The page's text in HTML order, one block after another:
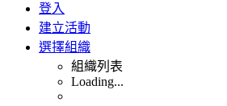
登入
建立活動
選擇組織
組織列表
Loading...